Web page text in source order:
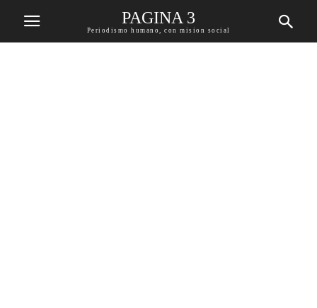
PAGINA 3
Periodismo humano, con mision social